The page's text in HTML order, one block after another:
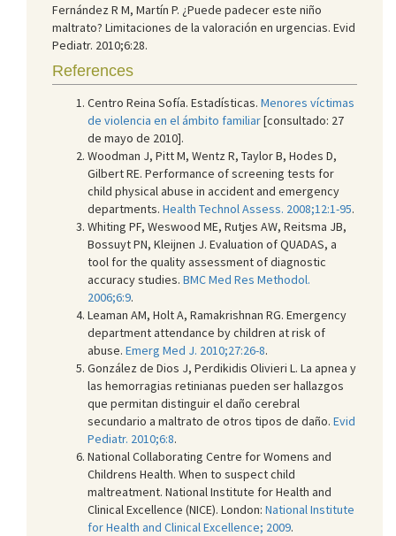
Fernández R M, Martín P. ¿Puede padecer este niño
maltrato? Limitaciones de la valoración en urgencias. Evid
Pediatr. 2010;6:28.
References
Centro Reina Sofía. Estadísticas. Menores víctimas
de violencia en el ámbito familiar[consultado: 27
de mayo de 2010].
Woodman J, Pitt M, Wentz R, Taylor B, Hodes D,
Gilbert RE. Performance of screening tests for
child physical abuse in accident and emergency
departments. Health Technol Assess. 2008;12:1-95.
Whiting PF, Weswood ME, Rutjes AW, Reitsma JB,
Bossuyt PN, Kleijnen J. Evaluation of QUADAS, a
tool for the quality assessment of diagnostic
accuracy studies. BMC Med Res Methodol.
2006;6:9.
Leaman AM, Holt A, Ramakrishnan RG. Emergency
department attendance by children at risk of
abuse. Emerg Med J. 2010;27:26-8.
González de Dios J, Perdikidis Olivieri L. La apnea y
las hemorragias retinianas pueden ser hallazgos
que permitan distinguir el daño cerebral
secundario a maltrato de otros tipos de daño. Evid
Pediatr. 2010;6:8.
National Collaborating Centre for Womens and
Childrens Health. When to suspect child
maltreatment. National Institute for Health and
Clinical Excellence (NICE). London: National Institute
for Health and Clinical Excellence; 2009.